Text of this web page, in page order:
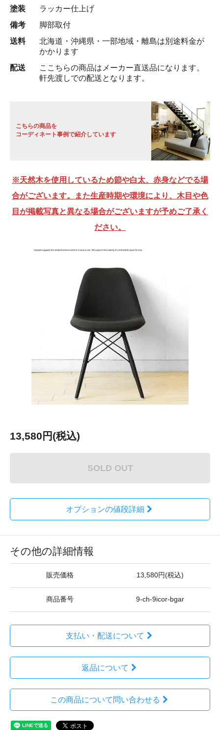
塗装
ラッカー仕上げ
備考
脚部取付
送料
北海道・沖縄県・一部地域・離島は別途料金が
かかります
配送
ここちらの商品はメーカー直送品になります。
軒先渡しでの配送となります。
こちらの商品を
コーディネート事例で紹介しています
※天然木を使用しているため節や白太、赤身などでる場
合がございます。また生産時期や環境により、木目や色
目が掲載写真と異なる場合がございますが予めご了承く
ださい。
13,580円(税込)
SOLD OUT
オプションの値段詳細
その他の詳細情報
販売価格 13,580円(税込)
商品番号 9-ch-9icor-bgar
支払い・配送について
返品について
この商品について問い合わせる